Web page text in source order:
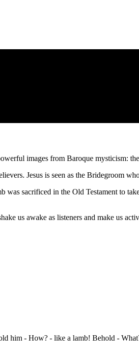
images from Baroque mysticism: the
Jesus is seen as the Bridegroom
was sacrificed in the Old Testament to
us awake as listeners and make us
him - How? - like a lamb! Behold -